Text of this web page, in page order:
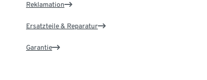
Reklamation
Ersatzteile & Reparatur
Garantie